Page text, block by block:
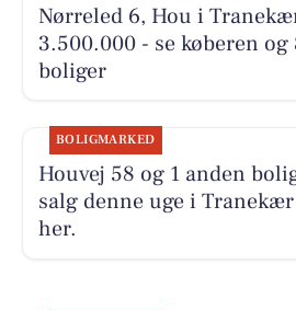
Nørreled 6, Hou i
3.500.000 - se køberen
boliger
BOLIGMARKED
Houvej 58 og 1 anden
salg denne uge i
her.